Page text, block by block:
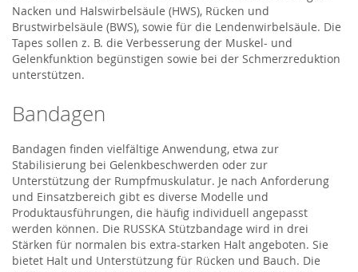
Nacken und Halswirbelsäule (HWS), Rücken und
Brustwirbelsäule (BWS), sowie für die Lendenwirbelsäule. Die
Tapes sollen z. B. die Verbesserung der Muskel- und
Gelenkfunktion begünstigen sowie bei der Schmerzreduktion
unterstützen.
Bandagen
Bandagen finden vielfältige Anwendung, etwa zur
Stabilisierung bei Gelenkbeschwerden oder zur
Unterstützung der Rumpfmuskulatur. Je nach Anforderung
und Einsatzbereich gibt es diverse Modelle und
Produktausführungen, die häufig individuell angepasst
werden können. Die RUSSKA Stützbandage wird in drei
Stärken für normalen bis extra-starken Halt angeboten. Sie
bietet Halt und Unterstützung für Rücken und Bauch. Die